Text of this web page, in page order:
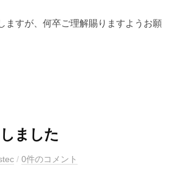
ますが、何卒ご理解賜りますようお願
ました
/ 0件のコメント